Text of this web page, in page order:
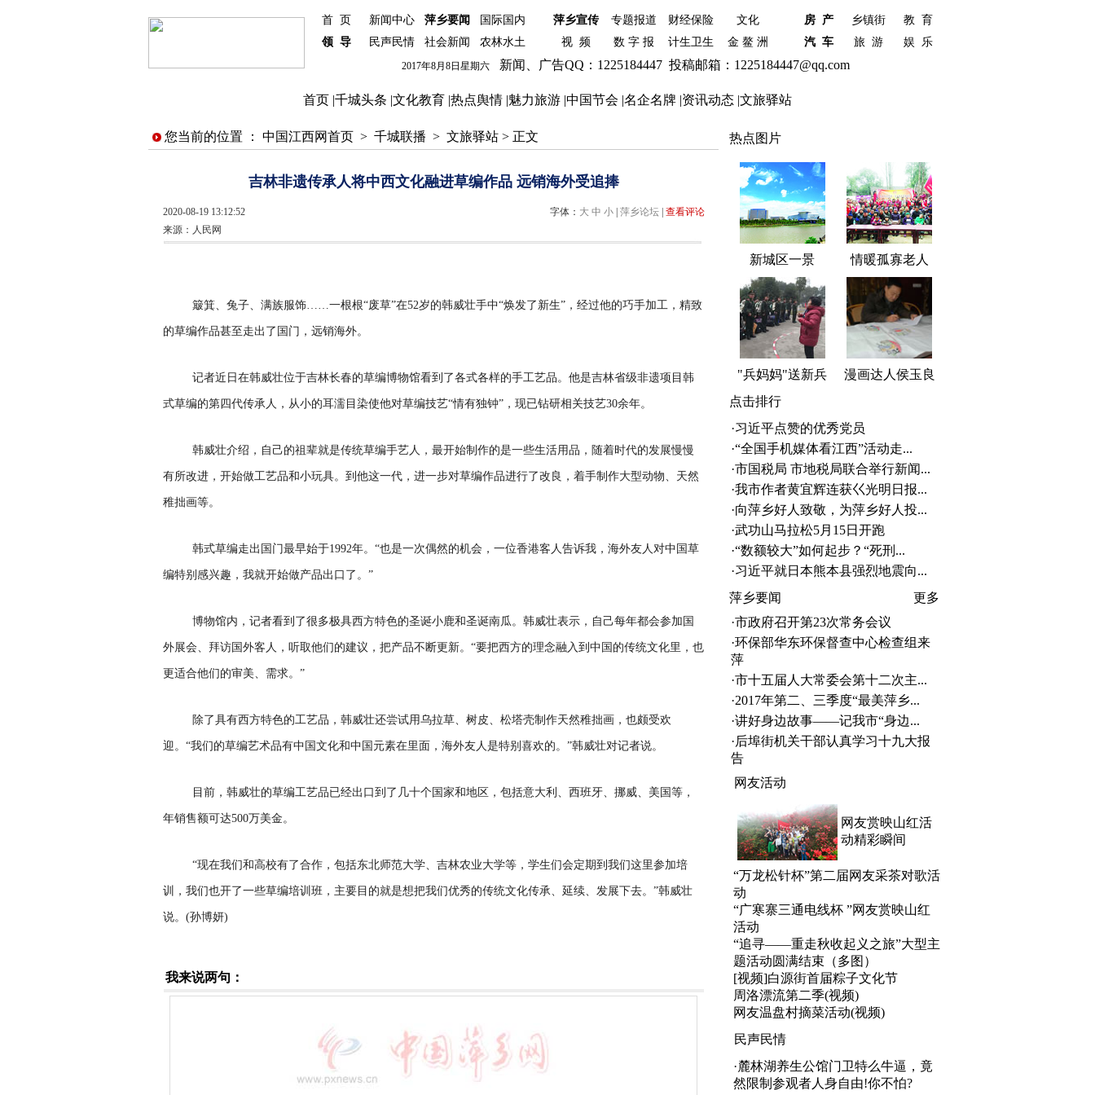
首 页 新闻中心 萍乡要闻 国际国内 萍乡宣传 专题报道 财经保险 文化 房 产 乡镇街
教 育
领 导
民声民情 社会新闻 农林水土 视 频 数 字 报 计生卫生 金 鳌 洲 汽 车 旅 游 娱 乐
2017年8月8日星期六 新闻、广告QQ：1225184447 投稿邮箱：1225184447@qq.com
首页 |千城头条 |文化教育 |热点舆情 |魅力旅游 |中国节会 |名企名牌 |资讯动态 |文旅驿站
您当前的位置 ： 中国江西网首页 > 千城联播 > 文旅驿站 > 正文
吉林非遗传承人将中西文化融进草编作品 远销海外受追捧
2020-08-19 13:12:52 字体： 大 中 小| 萍乡论坛| 查看评论
来源： 人民网
簸箕、兔子、满族服饰……一根根“废草”在52岁的韩威壮手中“焕发了新生”，经过他的巧手加工，精致
的草编作品甚至走出了国门，远销海外。
记者近日在韩威壮位于吉林长春的草编博物馆看到了各式各样的手工艺品。他是吉林省级非遗项目韩
式草编的第四代传承人，从小的耳濡目染使他对草编技艺“情有独钟”，现已钻研相关技艺30余年。
韩威壮介绍，自己的祖辈就是传统草编手艺人，最开始制作的是一些生活用品，随着时代的发展慢慢
有所改进，开始做工艺品和小玩具。到他这一代，进一步对草编作品进行了改良，着手制作大型动物、天然
稚拙画等。
韩式草编走出国门最早始于1992年。“也是一次偶然的机会，一位香港客人告诉我，海外友人对中国草
编特别感兴趣，我就开始做产品出口了。”
博物馆内，记者看到了很多极具西方特色的圣诞小鹿和圣诞南瓜。韩威壮表示，自己每年都会参加国
外展会、拜访国外客人，听取他们的建议，把产品不断更新。“要把西方的理念融入到中国的传统文化里，也
更适合他们的审美、需求。”
除了具有西方特色的工艺品，韩威壮还尝试用乌拉草、树皮、松塔壳制作天然稚拙画，也颇受欢
迎。“我们的草编艺术品有中国文化和中国元素在里面，海外友人是特别喜欢的。”韩威壮对记者说。
目前，韩威壮的草编工艺品已经出口到了几十个国家和地区，包括意大利、西班牙、挪威、美国等，
年销售额可达500万美金。
“现在我们和高校有了合作，包括东北师范大学、吉林农业大学等，学生们会定期到我们这里参加培
训，我们也开了一些草编培训班，主要目的就是想把我们优秀的传统文化传承、延续、发展下去。”韩威壮
说。(孙博妍)
我来说两句：
热点图片
新城区一景 情暖孤寡老人
"兵妈妈"送新兵
漫画达人侯玉良
点击排行
·习近平点赞的优秀党员
·“全国手机媒体看江西”活动走...
·市国税局 市地税局联合举行新闻...
·我市作者黄宜辉连获巜光明日报...
·向萍乡好人致敬，为萍乡好人投...
·武功山马拉松5月15日开跑
·“数额较大”如何起步？“死刑...
·习近平就日本熊本县强烈地震向...
萍乡要闻
更多
·市政府召开第23次常务会议
·环保部华东环保督查中心检查组来
萍
·市十五届人大常委会第十二次主...
·2017年第二、三季度“最美萍乡...
·讲好身边故事——记我市“身边...
·后埠街机关干部认真学习十九大报
告
网友活动
网友赏映山红活
动精彩瞬间
“万龙松针杯”第二届网友采茶对歌活
动
“广寒寨三通电线杯 ”网友赏映山红
活动
“追寻——重走秋收起义之旅”大型主
题活动圆满结束（多图）
[视频]白源街首届粽子文化节
周洛漂流第二季(视频)
网友温盘村摘菜活动(视频)
民声民情
·麓林湖养生公馆门卫特么牛逼，竟
然限制参观者人身自由!你不怕?